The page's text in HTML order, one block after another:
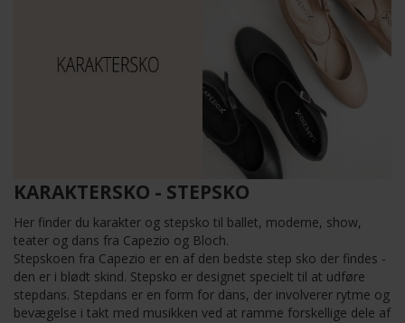
KARAKTERSKO - STEPSKO
Her finder du karakter og stepsko til ballet, moderne, show,
teater og dans fra Capezio og Bloch.
Stepskoen fra Capezio er en af den bedste step sko der findes -
den er i blødt skind. Stepsko er designet specielt til at udføre
stepdans. Stepdans er en form for dans, der involverer rytme og
bevægelse i takt med musikken ved at ramme forskellige dele af